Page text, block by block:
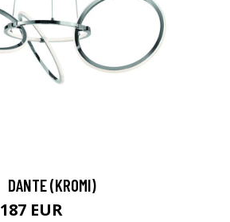
DANTE (KROMI)
187 EUR